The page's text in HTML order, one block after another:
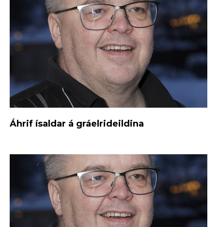
Áhrif ísaldar á gráelrideildina